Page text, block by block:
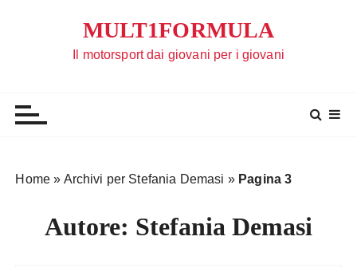
MULT1FORMULA
Il motorsport dai giovani per i giovani
Home » Archivi per Stefania Demasi » Pagina 3
Autore: Stefania Demasi